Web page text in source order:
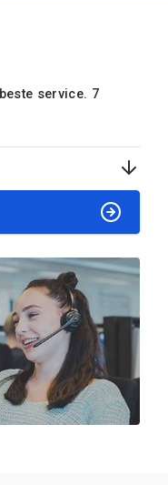
service. 7